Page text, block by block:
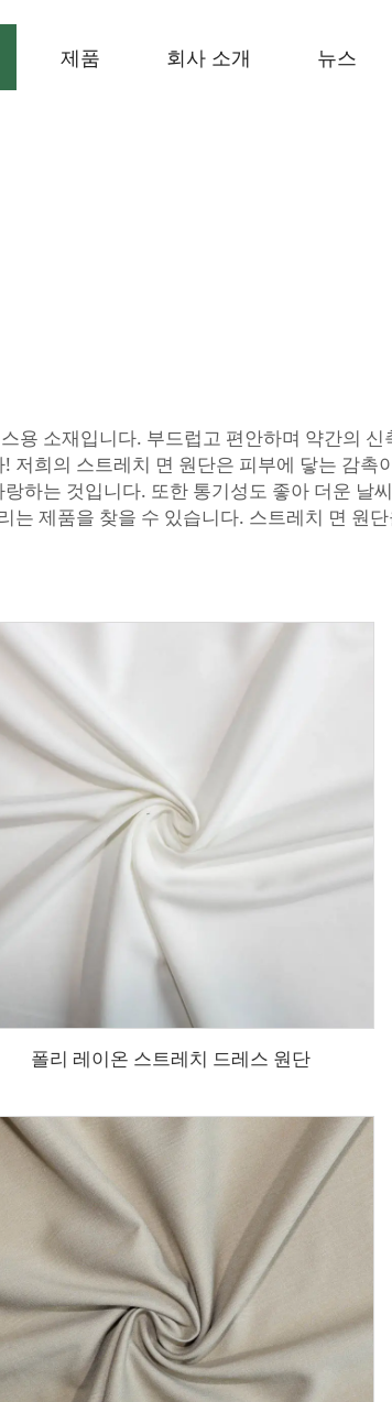
제품 회사 소개 뉴스
용 소재입니다. 부드럽고 편안하며 약간의
저희의 스트레치 면 원단은 피부에 닿는 감
하는 것입니다. 또한 통기성도 좋아 더운 날
제품을 찾을 수 있습니다. 스트레치 면 원
폴리 레이온 스트레치 드레스 원단